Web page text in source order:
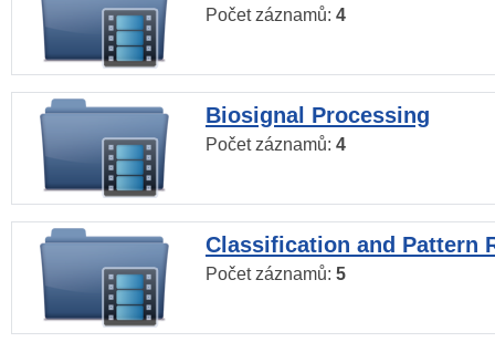
Počet záznamů: 4
Biosignal Processing
Počet záznamů: 4
Classification and Pattern
Počet záznamů: 5